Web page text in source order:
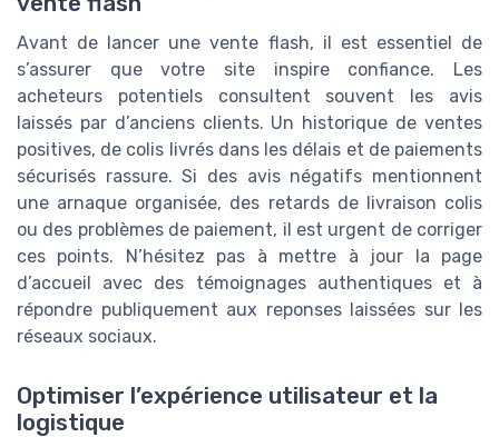
Avant de lancer une vente flash, il est essentiel de
s’assurer que votre site inspire confiance. Les
acheteurs potentiels consultent souvent les avis
laissés par d’anciens clients. Un historique de ventes
positives, de colis livrés dans les délais et de paiements
sécurisés rassure. Si des avis négatifs mentionnent
une arnaque organisée, des retards de livraison colis
ou des problèmes de paiement, il est urgent de corriger
ces points. N’hésitez pas à mettre à jour la page
d’accueil avec des témoignages authentiques et à
répondre publiquement aux reponses laissées sur les
réseaux sociaux.
Optimiser l’expérience utilisateur et la
logistique